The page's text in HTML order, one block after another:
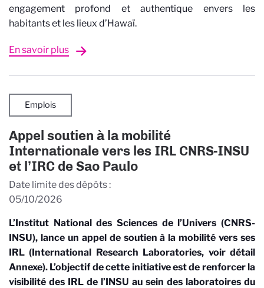
engagement profond et authentique envers les
habitants et les lieux d’Hawaï.
En savoir plus
Emplois
Appel soutien à la mobilité
Internationale vers les IRL CNRS-INSU
et l’IRC de Sao Paulo
Date limite des dépôts
05/10/2026
L’Institut National des Sciences de l’Univers (CNRS-
INSU), lance un appel de soutien à la mobilité vers ses
IRL (International Research Laboratories, voir détail
Annexe). L’objectif de cette initiative est de renforcer la
visibilité des IRL de l’INSU au sein des laboratoires du